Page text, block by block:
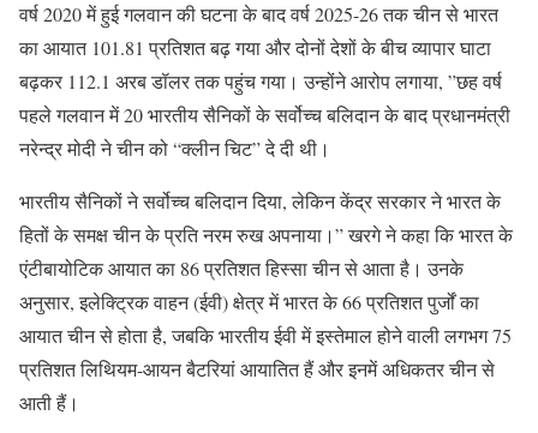
वर्ष 2020 में हुई गलवान की घटना के बाद वर्ष 2025-26 तक चीन से भारत
का आयात 101.81 प्रतिशत बढ़ गया और दोनों देशों के बीच व्यापार घाटा
बढ़कर 112.1 अरब डॉलर तक पहुंच गया। उन्होंने आरोप लगाया, ”छह वर्ष
पहले गलवान में 20 भारतीय सैनिकों के सर्वोच्च बलिदान के बाद प्रधानमंत्री
नरेन्द्र मोदी ने चीन को “क्लीन चिट” दे दी थी।
भारतीय सैनिकों ने सर्वोच्च बलिदान दिया, लेकिन केंद्र सरकार ने भारत के
हितों के समक्ष चीन के प्रति नरम रुख अपनाया।” खरगे ने कहा कि भारत के
एंटीबायोटिक आयात का 86 प्रतिशत हिस्सा चीन से आता है। उनके
अनुसार, इलेक्ट्रिक वाहन (ईवी) क्षेत्र में भारत के 66 प्रतिशत पुर्जों का
आयात चीन से होता है, जबकि भारतीय ईवी में इस्तेमाल होने वाली लगभग 75
प्रतिशत लिथियम-आयन बैटरियां आयातित हैं और इनमें अधिकतर चीन से
आती हैं।